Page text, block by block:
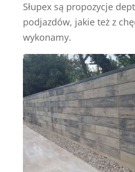
Słupex są propozycje
podjazdów, jakie też z
wykonamy.